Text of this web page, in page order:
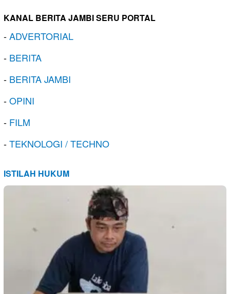
KANAL BERITA JAMBI SERU PORTAL
-ADVERTORIAL
- BERITA
- BERITA JAMBI
-OPINI
- FILM
-TEKNOLOGI / TECHNO
ISTILAH HUKUM